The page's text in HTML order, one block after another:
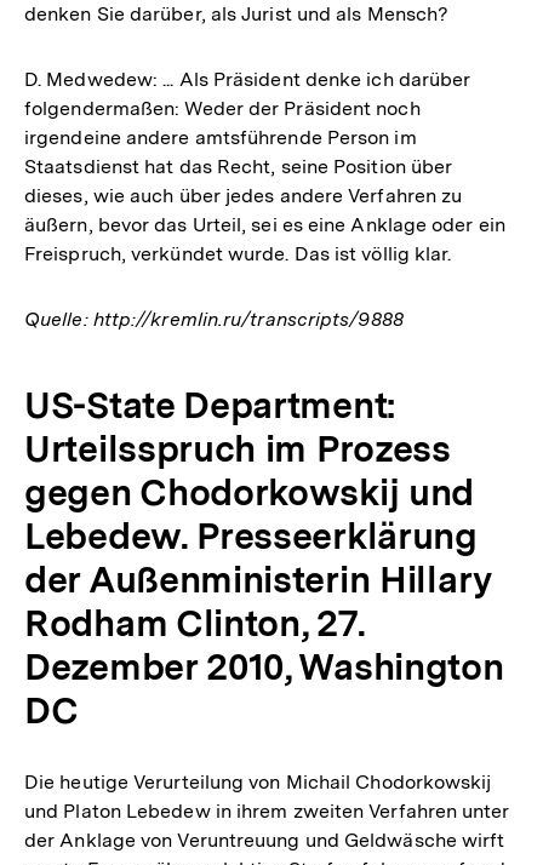
denken Sie darüber, als Jurist und als Mensch?
D. Medwedew: ... Als Präsident denke ich darüber
folgendermaßen: Weder der Präsident noch
irgendeine andere amtsführende Person im
Staatsdienst hat das Recht, seine Position über
dieses, wie auch über jedes andere Verfahren zu
äußern, bevor das Urteil, sei es eine Anklage oder ein
Freispruch, verkündet wurde. Das ist völlig klar.
Quelle: http://kremlin.ru/transcripts/9888
US-State Department:
Urteilsspruch im Prozess
gegen Chodorkowskij und
Lebedew. Presseerklärung
der Außenministerin Hillary
Rodham Clinton, 27.
Dezember 2010, Washington
DC
Die heutige Verurteilung von Michail Chodorkowskij
und Platon Lebedew in ihrem zweiten Verfahren unter
der Anklage von Veruntreuung und Geldwäsche wirft